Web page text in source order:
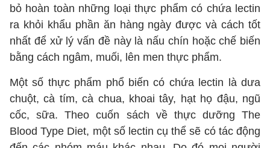
bỏ hoàn toàn những loại thực phẩm có chứa lectin
ra khỏi khẩu phần ăn hàng ngày được và cách tốt
nhất để xử lý vấn đề này là nấu chín hoặc chế biến
bằng cách ngâm, muối, lên men thực phẩm.
Một số thực phẩm phổ biến có chứa lectin là dưa
chuột, cà tím, cà chua, khoai tây, hạt họ đậu, ngũ
cốc, sữa. Theo cuốn sách về thực dưỡng The
Blood Type Diet, một số lectin cụ thể sẽ có tác động